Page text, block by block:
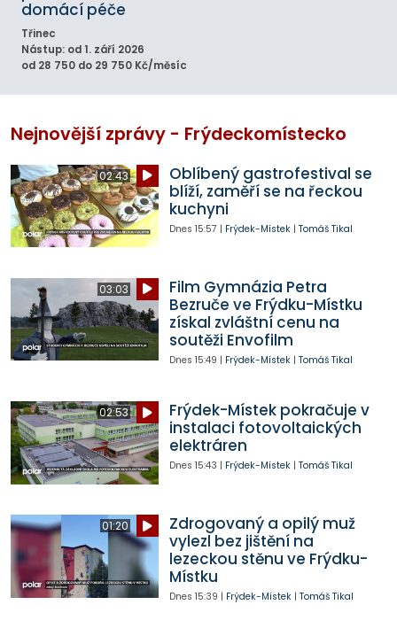
domácí péče
Třinec
Nástup: od 1. září 2026
od 28 750 do 29 750 Kč/měsíc
Nejnovější zprávy - Frýdeckomístecko
02:43
Oblíbený gastrofestival se
blíží, zaměří se na řeckou
kuchyni
Dnes 15:57 | Frýdek-Místek| Tomáš Tikal
03:03
Film Gymnázia Petra
Bezruče ve Frýdku-Místku
získal zvláštní cenu na
soutěži Envofilm
Dnes 15:49 | Frýdek-Místek| Tomáš Tikal
02:53
Frýdek-Místek pokračuje v
instalaci fotovoltaických
elektráren
Dnes 15:43 | Frýdek-Místek| Tomáš Tikal
01:20
Zdrogovaný a opilý muž
vylezl bez jištění na
lezeckou stěnu ve Frýdku-
Místku
Dnes 15:39 | Frýdek-Místek| Tomáš Tikal